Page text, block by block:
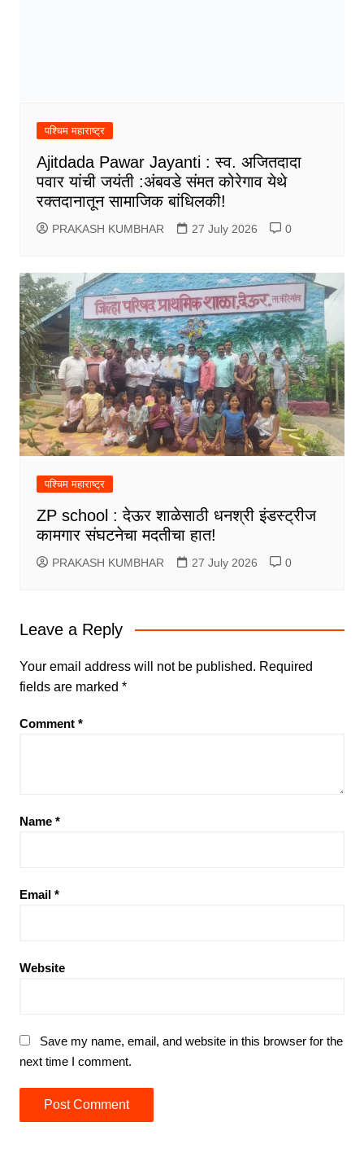
पश्चिम महाराष्ट्र
Ajitdada Pawar Jayanti : स्व. अजितदादा
पवार यांची जयंती :अंबवडे संमत कोरेगाव येथे
रक्तदानातून सामाजिक बांधिलकी!
PRAKASH KUMBHAR 27 July 2026 0
पश्चिम महाराष्ट्र
ZP school : देऊर शाळेसाठी धनश्री इंडस्ट्रीज
कामगार संघटनेचा मदतीचा हात!
PRAKASH KUMBHAR 27 July 2026 0
Leave a Reply
Your email address will not be published. Required
fields are marked *
Comment *
Name *
Email *
Website
Save my name, email, and website in this browser for the
next time I comment.